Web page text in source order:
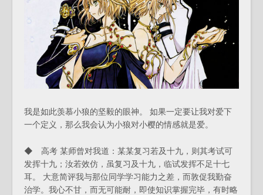
我是如此羡慕小狼的坚毅的眼神。 如果一定要让我对爱下
一个定义，那么我会认为小狼对小樱的情感就是爱。
◆ 高考 某师曾对我道：某某复习若及十九，则其考试可
发挥十九；汝若效仿，虽复习及十九，临试发挥不足十七
耳。 大意简评我与那位同学学习能力之差，而敦促我勤奋
治学。我心不甘，而无可能耐，即使知识掌握完毕，有时略